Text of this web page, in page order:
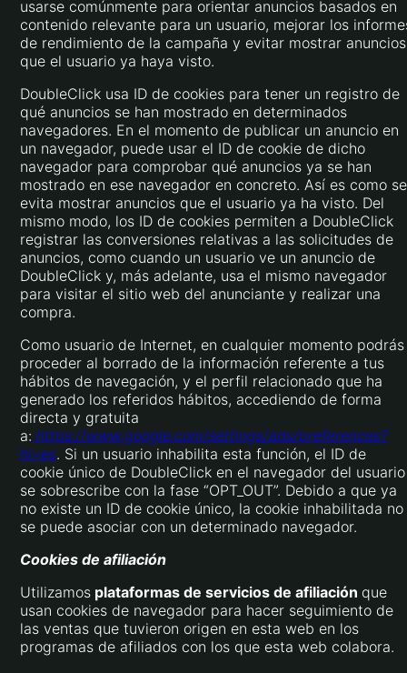
usarse comúnmente para orientar anuncios basados en
contenido relevante para un usuario, mejorar los
de rendimiento de la campaña y evitar mostrar anuncios
que el usuario ya haya visto.
DoubleClick usa ID de cookies para tener un registro de
qué anuncios se han mostrado en determinados
navegadores. En el momento de publicar un anuncio en
un navegador, puede usar el ID de cookie de dicho
navegador para comprobar qué anuncios ya se han
mostrado en ese navegador en concreto. Así es como se
evita mostrar anuncios que el usuario ya ha visto. Del
mismo modo, los ID de cookies permiten a DoubleClick
registrar las conversiones relativas a las solicitudes de
anuncios, como cuando un usuario ve un anuncio de
DoubleClick y, más adelante, usa el mismo navegador
para visitar el sitio web del anunciante y realizar una
compra.
Como usuario de Internet, en cualquier momento podrás
proceder al borrado de la información referente a tus
hábitos de navegación, y el perfil relacionado que ha
generado los referidos hábitos, accediendo de forma
directa y gratuita
a: https://www.google.com/settings/ads/preferences?
hl=es. Si un usuario inhabilita esta función, el ID de
cookie único de DoubleClick en el navegador del usuario
se sobrescribe con la fase “OPT_OUT”. Debido a que ya
no existe un ID de cookie único, la cookie inhabilitada no
se puede asociar con un determinado navegador.
Cookies de afiliación
Utilizamos plataformas de servicios de afiliación que
usan cookies de navegador para hacer seguimiento de
las ventas que tuvieron origen en esta web en los
programas de afiliados con los que esta web colabora.